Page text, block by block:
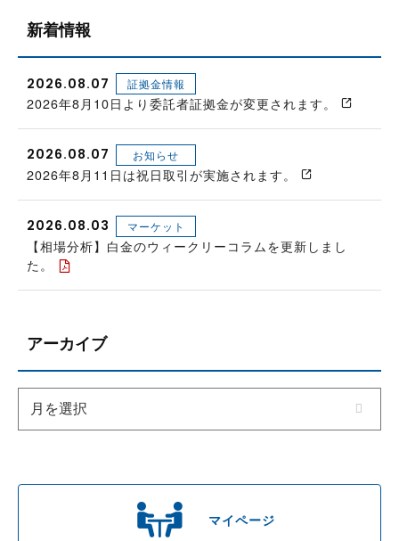
マイページ
新着情報
2026.08.07 証拠金情報
2026年8月10日より委託者証拠金が変更されます。
2026.08.07 お知らせ
2026年8月11日は祝日取引が実施されます。
2026.08.03 マーケット
【相場分析】白金のウィークリーコラムを更新しまし
た。
アーカイブ